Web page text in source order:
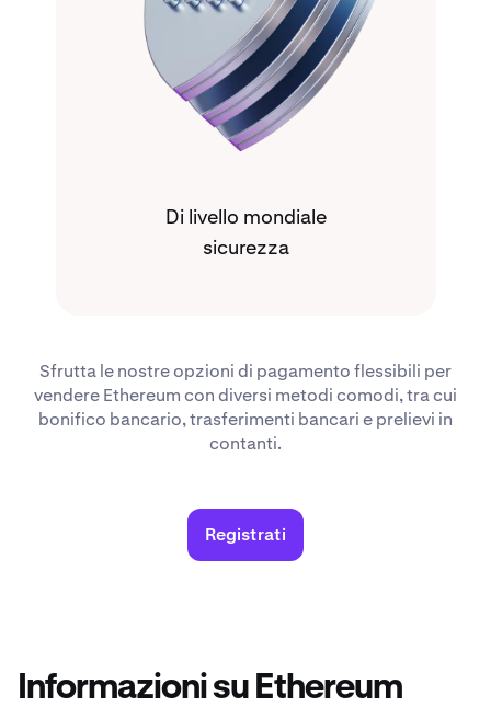
Di livello mondiale
sicurezza
Sfrutta le nostre opzioni di pagamento flessibili per
vendere Ethereum con diversi metodi comodi, tra cui
bonifico bancario, trasferimenti bancari e prelievi in
contanti.
Registrati
Informazioni su Ethereum